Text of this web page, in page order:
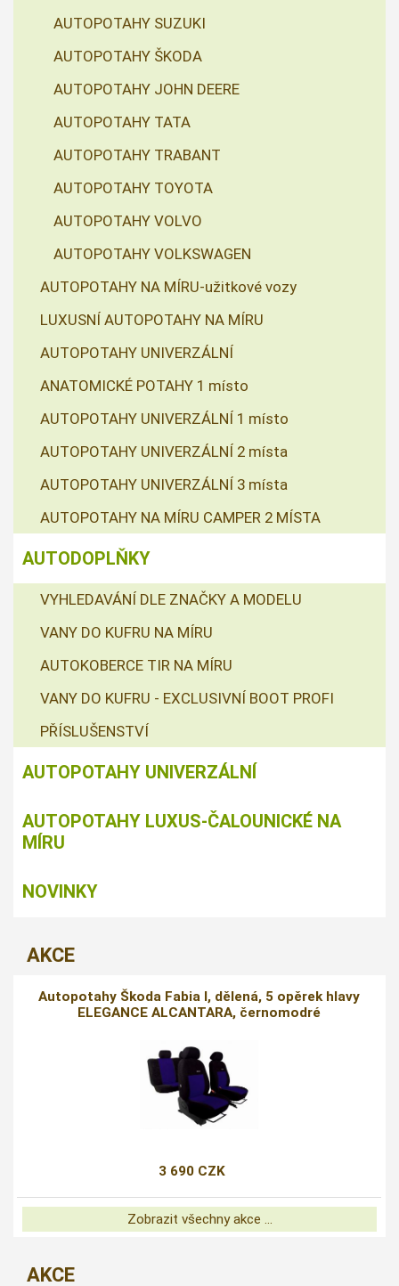
AUTOPOTAHY SUZUKI
AUTOPOTAHY ŠKODA
AUTOPOTAHY JOHN DEERE
AUTOPOTAHY TATA
AUTOPOTAHY TRABANT
AUTOPOTAHY TOYOTA
AUTOPOTAHY VOLVO
AUTOPOTAHY VOLKSWAGEN
AUTOPOTAHY NA MÍRU-užitkové vozy
LUXUSNÍ AUTOPOTAHY NA MÍRU
AUTOPOTAHY UNIVERZÁLNÍ
ANATOMICKÉ POTAHY 1 místo
AUTOPOTAHY UNIVERZÁLNÍ 1 místo
AUTOPOTAHY UNIVERZÁLNÍ 2 místa
AUTOPOTAHY UNIVERZÁLNÍ 3 místa
AUTOPOTAHY NA MÍRU CAMPER 2 MÍSTA
AUTODOPLŇKY
VYHLEDAVÁNÍ DLE ZNAČKY A MODELU
VANY DO KUFRU NA MÍRU
AUTOKOBERCE TIR NA MÍRU
VANY DO KUFRU - EXCLUSIVNÍ BOOT PROFI
PŘÍSLUŠENSTVÍ
AUTOPOTAHY UNIVERZÁLNÍ
AUTOPOTAHY LUXUS-ČALOUNICKÉ NA
MÍRU
NOVINKY
AKCE
Autopotahy Škoda Fabia I, dělená, 5 opěrek hlavy
ELEGANCE ALCANTARA, černomodré
3 690 CZK
Zobrazit všechny akce ...
AKCE